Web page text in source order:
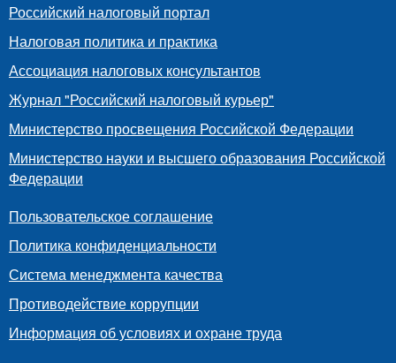
Российский налоговый портал
Налоговая политика и практика
Ассоциация налоговых консультантов
Журнал "Российский налоговый курьер"
Министерство просвещения Российской Федерации
Министерство науки и высшего образования Российской
Федерации
Пользовательское соглашение
Политика конфиденциальности
Система менеджмента качества
Противодействие коррупции
Информация об условиях и охране труда